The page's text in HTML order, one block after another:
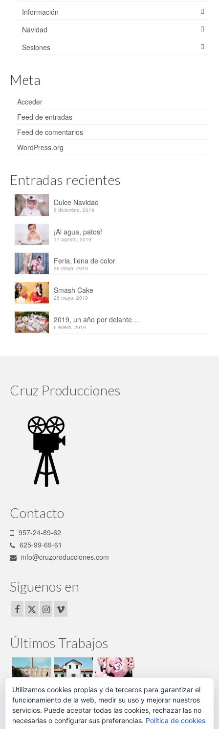
Información
Navidad
Sesiones
Meta
Acceder
Feed de entradas
Feed de comentarios
WordPress.org
Entradas recientes
Dulce Navidad
6 diciembre, 2019
¡Al agua, patos!
17 agosto, 2019
Feria, llena de color
26 mayo, 2019
Smash Cake
26 mayo, 2019
2019, un año por delante…
6 enero, 2019
Cruz Producciones
Contacto
957-24-89-62
625-99-69-61
info@cruzproducciones.com
Síguenos en
Últimos Trabajos
Enlaces
Utilizamos cookies propias y de terceros para garantizar el
funcionamiento de la web, medir su uso y mejorar nuestros
servicios. Puede aceptar todas las cookies, rechazar las no
necesarias o configurar sus preferencias. Política de cookies